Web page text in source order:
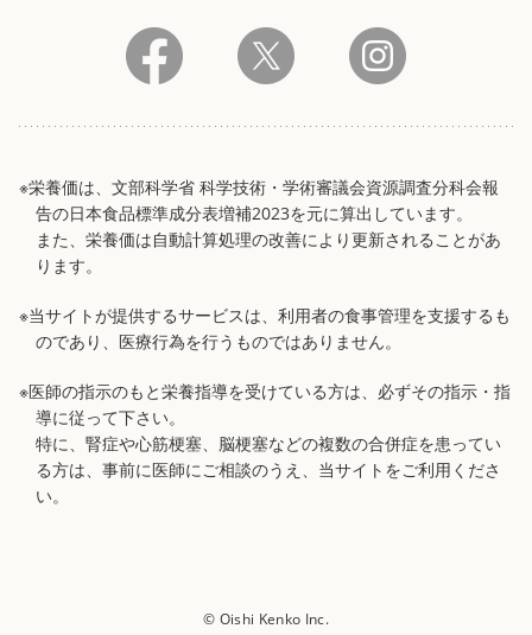
※栄養価は、文部科学省 科学技術・学術審議会資源調査分科会報
告の日本食品標準成分表増補2023を元に算出しています。
また、栄養価は自動計算処理の改善により更新されることがあ
ります。
※当サイトが提供するサービスは、利用者の食事管理を支援するも
のであり、医療行為を行うものではありません。
※医師の指示のもと栄養指導を受けている方は、必ずその指示・指
導に従って下さい。
特に、腎症や心筋梗塞、脳梗塞などの複数の合併症を患ってい
る方は、事前に医師にご相談のうえ、当サイトをご利用くださ
い。
© Oishi Kenko Inc.